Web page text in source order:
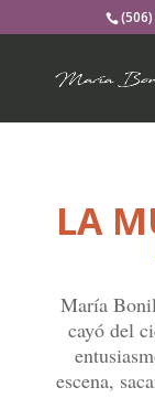
LA
María
cayó del
escena,